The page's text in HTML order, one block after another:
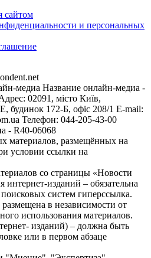
сайтом
и персональных
медиа Название онлайн-медиа -
02091, місто Київ,
172-Б, офіс 208/1 E-mail:
Телефон: 044-205-43-00
- R40-06068
материалов, размещённых на
условии ссылки на
со страницы «Новости
изданий – обязательна
систем гиперссылка.
в независимости от
использования материалов.
изданий) – должна быть
или в первом абзаце